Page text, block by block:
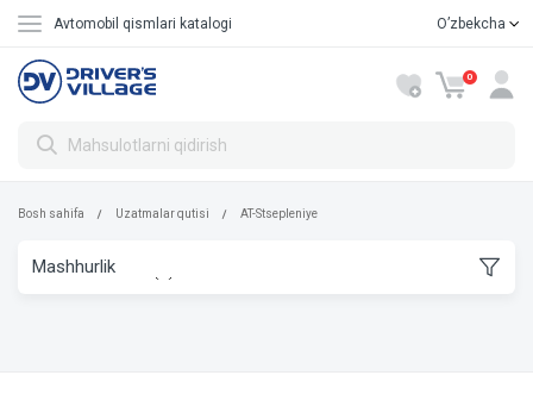
Avtomobil qismlari katalogi Oʼzbekcha
0
Bosh sahifa Uzatmalar qutisi AT-Stsepleniye